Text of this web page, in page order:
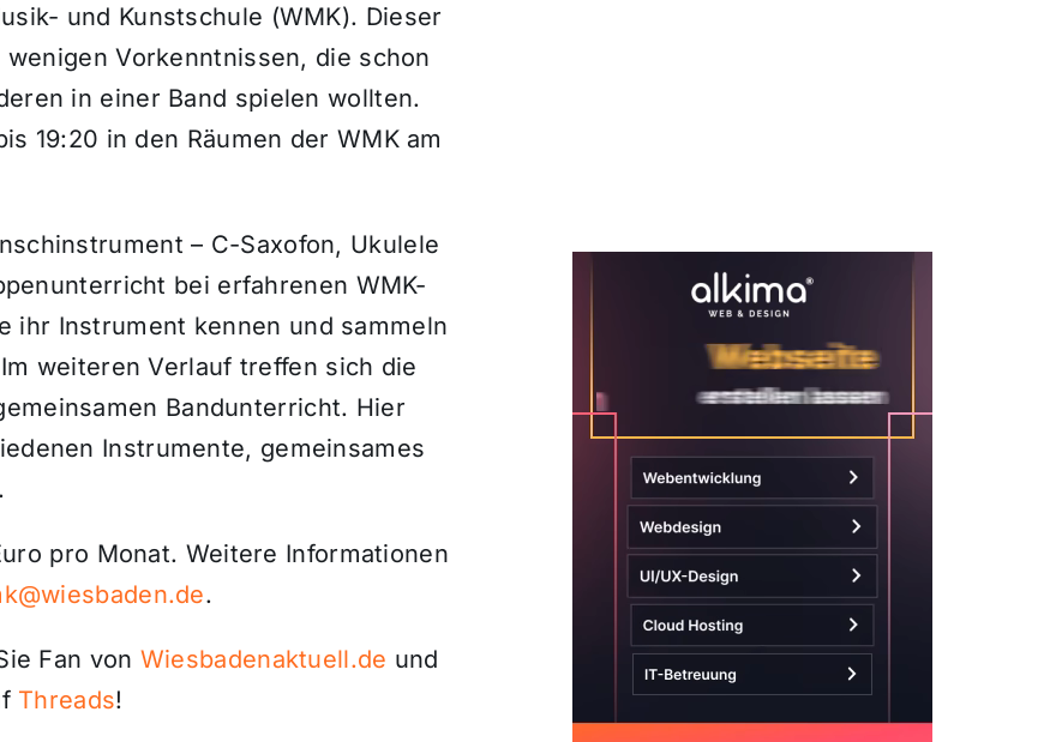
und Kunstschule (WMK). Dieser
Vorkenntnissen, die schon
in einer Band spielen wollten.
19:20 in den Räumen der WMK am
– C-Saxofon, Ukulele
bei erfahrenen WMK-
ihr Instrument kennen und sammeln
weiteren Verlauf treffen sich die
Bandunterricht. Hier
Instrumente, gemeinsames
pro Monat. Weitere Informationen
.
Fan von Wiesbadenaktuell.de und
Threads!